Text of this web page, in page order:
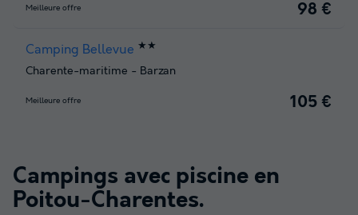
Meilleure offre 98 €
Camping Bellevue ★★
Charente-maritime - Barzan
Meilleure offre 105 €
Campings avec piscine en
Poitou-Charentes.